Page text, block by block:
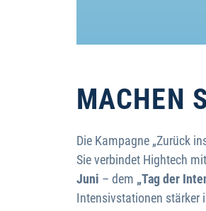
MACHEN
Die Kampagne „Zurück
Sie verbindet Hightech
Juni – dem „Tag der
Intensivstationen stärker